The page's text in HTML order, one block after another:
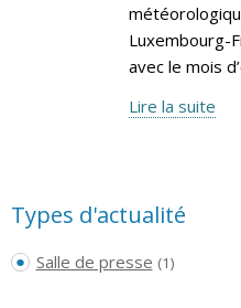
Luxembourg-
avec le mois
Lire la suite
Types d'actualité
Salle de presse (1)